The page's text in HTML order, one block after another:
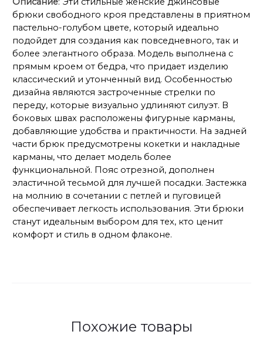
брюки свободного кроя представлены в приятном
пастельно-голубом цвете, который идеально
подойдет для создания как повседневного, так и
более элегантного образа. Модель выполнена с
прямым кроем от бедра, что придает изделию
классический и утонченный вид. Особенностью
дизайна являются застроченные стрелки по
переду, которые визуально удлиняют силуэт. В
боковых швах расположены фигурные карманы,
добавляющие удобства и практичности. На задней
части брюк предусмотрены кокетки и накладные
карманы, что делает модель более
функциональной. Пояс отрезной, дополнен
эластичной тесьмой для лучшей посадки. Застежка
на молнию в сочетании с петлей и пуговицей
обеспечивает легкость использования. Эти брюки
станут идеальным выбором для тех, кто ценит
комфорт и стиль в одном флаконе.
Похожие товары